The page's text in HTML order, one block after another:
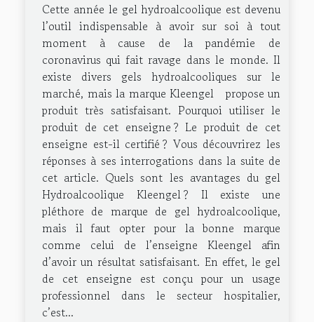
Cette année le gel hydroalcoolique est devenu
l’outil indispensable à avoir sur soi à tout
moment à cause de la pandémie de
coronavirus qui fait ravage dans le monde. Il
existe divers gels hydroalcooliques sur le
marché, mais la marque Kleengel propose un
produit très satisfaisant. Pourquoi utiliser le
produit de cet enseigne ? Le produit de cet
enseigne est-il certifié ? Vous découvrirez les
réponses à ses interrogations dans la suite de
cet article. Quels sont les avantages du gel
Hydroalcoolique Kleengel ? Il existe une
pléthore de marque de gel hydroalcoolique,
mais il faut opter pour la bonne marque
comme celui de l’enseigne Kleengel afin
d’avoir un résultat satisfaisant. En effet, le gel
de cet enseigne est conçu pour un usage
professionnel dans le secteur hospitalier,
c’est...